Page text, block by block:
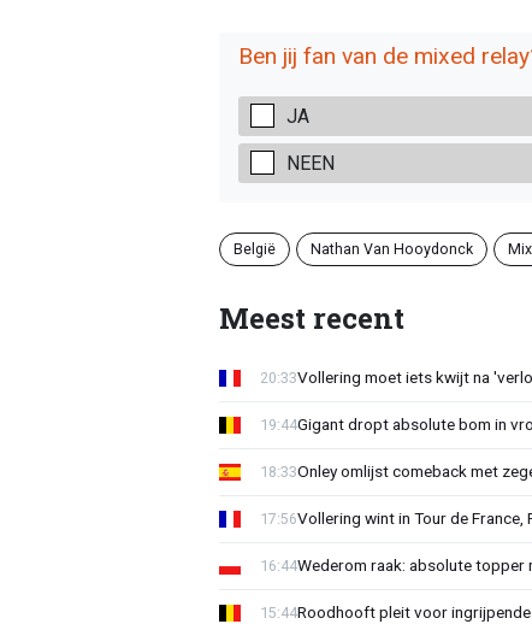
Ben jij fan van de mixed
JA
NEEN
België Nathan Van Hooydonck
Meest recent
Vollering moet iets kwijt na
20:33
Gigant dropt absolute bom in
19:44
Onley omlijst comeback met
18:33
Vollering wint in Tour de
17:56
Wederom raak: absolute
16:44
Roodhooft pleit voor
15:44